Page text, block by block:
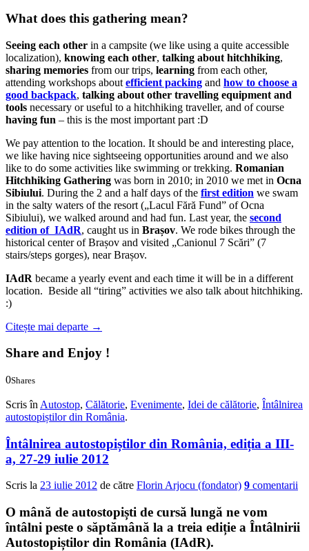
What does this gathering mean?
Seeing each other in a campsite (we like using a quite accessible
localization), knowing each other, talking about hitchhiking,
sharing memories from our trips, learning from each other,
attending workshops about efficient packing and how to choose a
good backpack, talking about other travelling equipment and
tools necessary or useful to a hitchhiking traveller, and of course
having fun – this is the most important part :D
We pay attention to the location. It should be and interesting place,
we like having nice sightseeing opportunities around and we also
like to do some activities like swimming or trekking. Romanian
Hitchhiking Gathering was born in 2010; in 2010 we met in Ocna
Sibiului. During the 2 and a half days of the first edition we swam
in the salty waters of the resort („Lacul Fără Fund” of Ocna
Sibiului), we walked around and had fun. Last year, the second
edition of IAdR, caught us in Brașov. We rode bikes through the
historical center of Brașov and visited „Canionul 7 Scări” (7
stairs/steps gorges), near Brașov.
IAdR became a yearly event and each time it will be in a different
location. Beside all “tiring” activities we also talk about hitchhiking.
:)
Citește mai departe →
Share and Enjoy !
0Shares
Scris în Autostop, Călătorie, Evenimente, Idei de călătorie, Întâlnirea
autostopiștilor din România.
Întâlnirea autostopiștilor din România, ediția a III-
a, 27-29 iulie 2012
Scris la 23 iulie 2012 de către Florin Arjocu (fondator) 9 comentarii
O mână de autostopiști de cursă lungă ne vom
întâlni peste o săptămână la a treia ediție a Întâlnirii
Autostopiștilor din România (IAdR).